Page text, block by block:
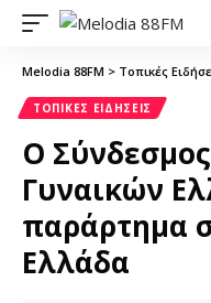
Melodia 88FM > Τοπικές
ΤΟΠΙΚΈΣ ΕΙΔΉΣΕΙΣ
Ο
Γυναικών
παράρτημα
Ελλάδα